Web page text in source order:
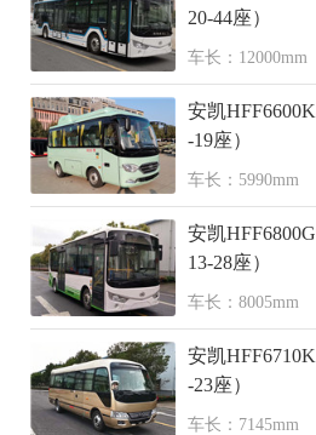
20-44座）
车长：12000mm
安凯
-19座）
车长：5990mm
安凯
13-28座）
车长：8005mm
安凯
-23座）
车长：7145mm